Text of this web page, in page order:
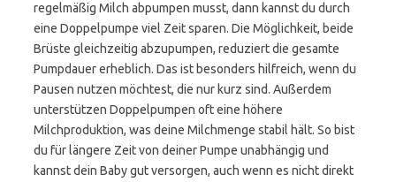
regelmäßig Milch abpumpen musst, dann kannst du durch
eine Doppelpumpe viel Zeit sparen. Die Möglichkeit, beide
Brüste gleichzeitig abzupumpen, reduziert die gesamte
Pumpdauer erheblich. Das ist besonders hilfreich, wenn du
Pausen nutzen möchtest, die nur kurz sind. Außerdem
unterstützen Doppelpumpen oft eine höhere
Milchproduktion, was deine Milchmenge stabil hält. So bist
du für längere Zeit von deiner Pumpe unabhängig und
kannst dein Baby gut versorgen, auch wenn es nicht direkt